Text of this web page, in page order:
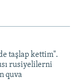
taşlap kettim".
rusiyelilerni
quva